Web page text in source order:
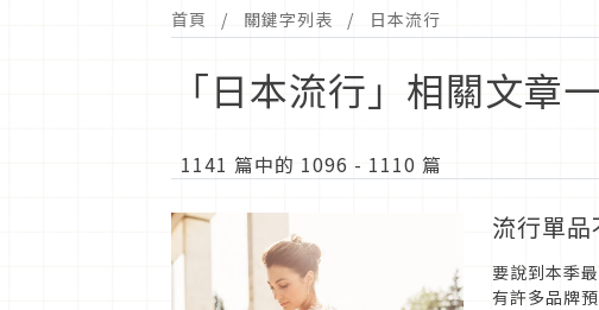
首頁 關鍵字列表 日本流行
「日本流行」相關文章
1141 篇中的 1096 - 1110 篇
流行單
要說到本季
有許多品牌